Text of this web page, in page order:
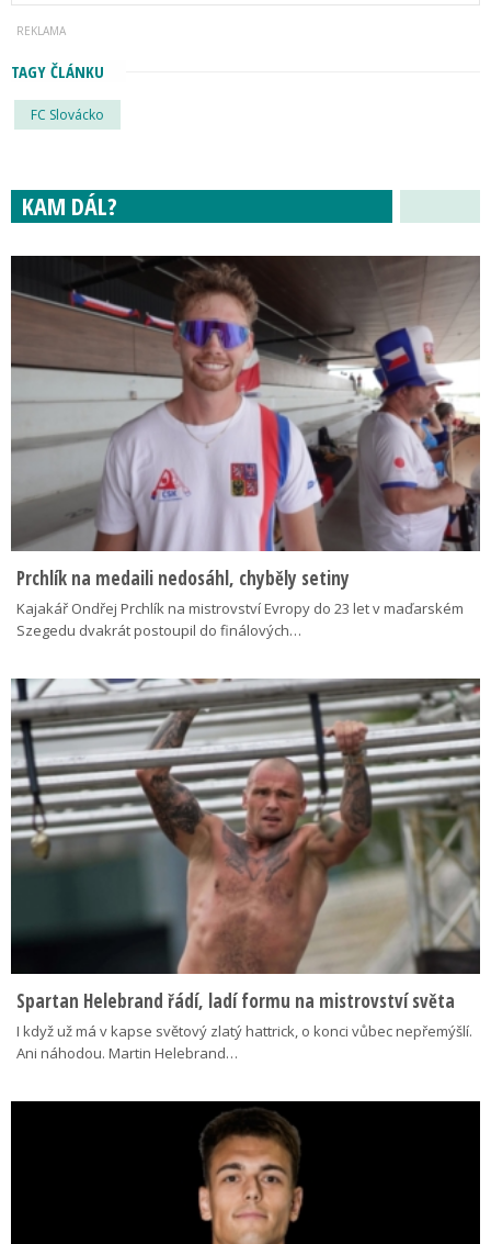
TAGY ČLÁNKU
FC Slovácko
KAM DÁL?
Prchlík na medaili nedosáhl, chyběly setiny
Kajakář Ondřej Prchlík na mistrovství Evropy do 23 let v maďarském
Szegedu dvakrát postoupil do finálových…
Spartan Helebrand řádí, ladí formu na mistrovství světa
I když už má v kapse světový zlatý hattrick, o konci vůbec nepřemýšlí.
Ani náhodou. Martin Helebrand…